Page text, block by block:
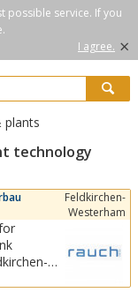
possible service. If you
I agree. ×
plants
technology
Feldkirchen-
Westerham